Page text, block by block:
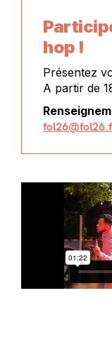
hop !
Présentez
A partir de